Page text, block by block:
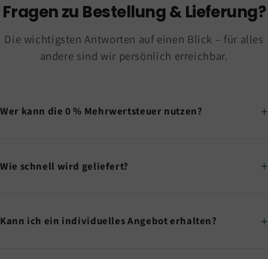
Fragen zu Bestellung & Lieferung?
Die wichtigsten Antworten auf einen Blick – für alles
andere sind wir persönlich erreichbar.
Wer kann die 0 % Mehrwertsteuer nutzen?
Wie schnell wird geliefert?
Kann ich ein individuelles Angebot erhalten?